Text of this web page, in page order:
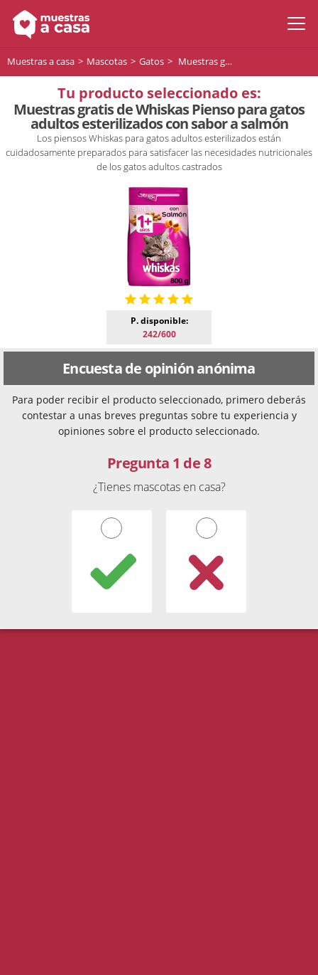
Muestras a casa Mascotas Gatos Muestras gratis de Whiskas Pienso para gatos adultos esterilizados con sabor a salmón
Tu producto seleccionado es:
Muestras gratis de Whiskas Pienso para gatos
adultos esterilizados con sabor a salmón
Los piensos Whiskas para gatos adultos esterilizados están
cuidadosamente preparados para satisfacer las necesidades nutricionales
de los gatos adultos castrados
P. disponible:
242/600
Encuesta de opinión anónima
Para poder recibir el producto seleccionado, primero deberás
contestar a unas breves preguntas sobre tu experiencia y
opiniones sobre el producto seleccionado.
Pregunta 1 de 8
¿Tienes mascotas en casa?